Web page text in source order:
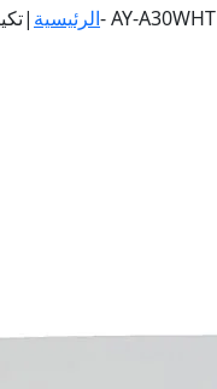
الرئيسية | تكييف شارب 4 حصان بارد ساخن ديجيتال- AY-A30WHT